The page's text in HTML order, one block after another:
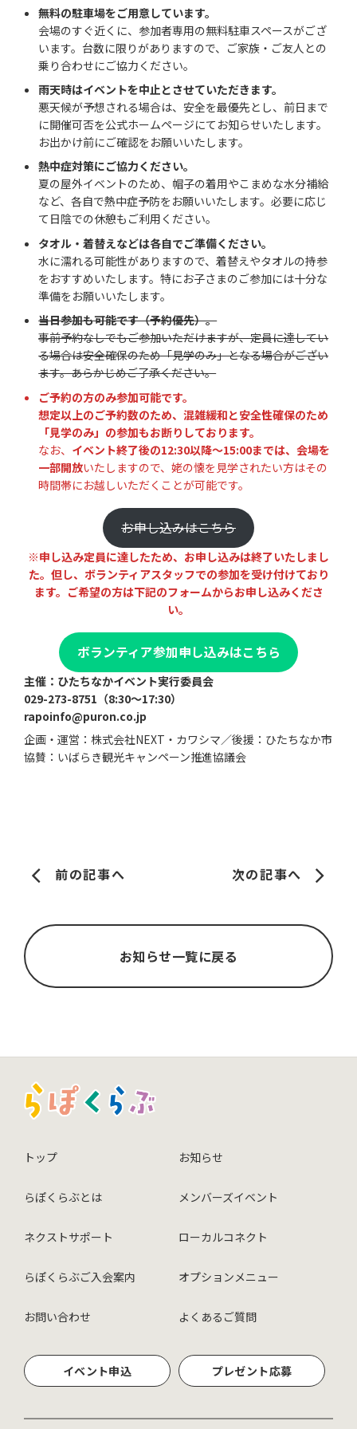
無料の駐車場をご用意しています。
会場のすぐ近くに、参加者専用の無料駐車スペースがござ
います。台数に限りがありますので、ご家族・ご友人との
乗り合わせにご協力ください。
雨天時はイベントを中止とさせていただきます。
悪天候が予想される場合は、安全を最優先とし、前日まで
に開催可否を公式ホームページにてお知らせいたします。
お出かけ前にご確認をお願いいたします。
熱中症対策にご協力ください。
夏の屋外イベントのため、帽子の着用やこまめな水分補給
など、各自で熱中症予防をお願いいたします。必要に応じ
て日陰での休憩もご利用ください。
タオル・着替えなどは各自でご準備ください。
水に濡れる可能性がありますので、着替えやタオルの持参
をおすすめいたします。特にお子さまのご参加には十分な
準備をお願いいたします。
当日参加も可能です（予約優先）。
事前予約なしでもご参加いただけますが、定員に達してい
る場合は安全確保のため「見学のみ」となる場合がござい
ます。あらかじめご了承ください。
ご予約の方のみ参加可能です。
想定以上のご予約数のため、混雑緩和と安全性確保のため
「見学のみ」の参加もお断りしております。
なお、 イベント終了後の12:30以降〜15:00までは、会場を
一部開放いたしますので、姥の懐を見学されたい方はその
時間帯にお越しいただくことが可能です。
お申し込みはこちら
※申し込み定員に達したため、お申し込みは終了いたしまし
た。但し、ボランティアスタッフでの参加を受け付けており
ます。ご希望の方は下記のフォームからお申し込みくださ
い。
ボランティア参加申し込みはこちら
主催：ひたちなかイベント実行委員会
029-273-8751（8:30～17:30）
rapoinfo@puron.co.jp
企画・運営：株式会社NEXT・カワシマ／後援：ひたちなか市
協賛：いばらき観光キャンペーン推進協議会
前の記事へ 次の記事へ
お知らせ一覧に戻る
トップ
らぽくらぶとは
ネクストサポート
らぽくらぶご入会案内
お問い合わせ
お知らせ
メンバーズイベント
ローカルコネクト
オプションメニュー
よくあるご質問
イベント申込 プレゼント応募